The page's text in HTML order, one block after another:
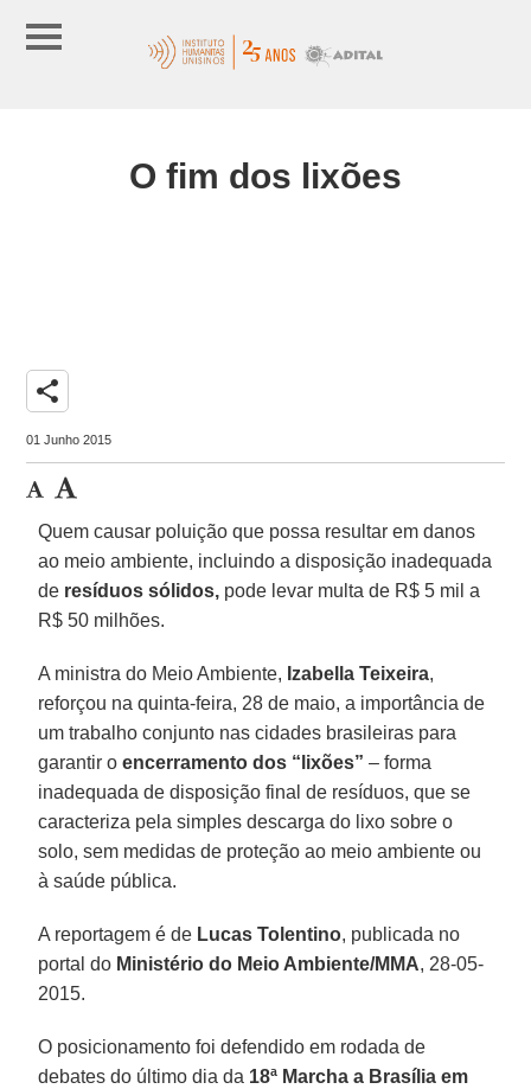
O fim dos lixões
share
01 Junho 2015
Quem causar poluição que possa resultar em danos
ao meio ambiente, incluindo a disposição inadequada
de resíduos sólidos, pode levar multa de R$ 5 mil a
R$ 50 milhões.
A ministra do Meio Ambiente, Izabella Teixeira,
reforçou na quinta-feira, 28 de maio, a importância de
um trabalho conjunto nas cidades brasileiras para
garantir oencerramento dos “lixões” – forma
inadequada de disposição final de resíduos, que se
caracteriza pela simples descarga do lixo sobre o
solo, sem medidas de proteção ao meio ambiente ou
à saúde pública.
A reportagem é de Lucas Tolentino, publicada no
portal do Ministério do Meio Ambiente/MMA, 28-05-
2015.
O posicionamento foi defendido em rodada de
debates do último dia da 18ª Marcha a Brasília em